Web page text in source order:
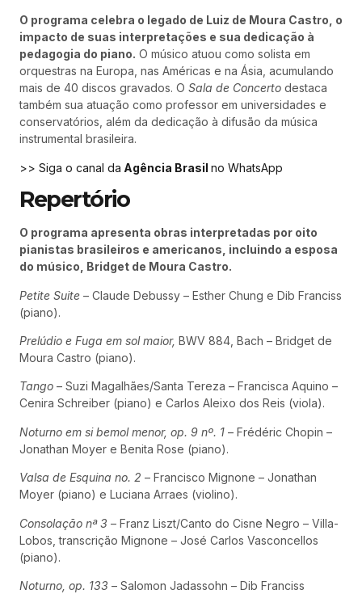
O programa celebra o legado de Luiz de Moura Castro, o
impacto de suas interpretações e sua dedicação à
pedagogia do piano. O músico atuou como solista em
orquestras na Europa, nas Américas e na Ásia, acumulando
mais de 40 discos gravados. O Sala de Concerto destaca
também sua atuação como professor em universidades e
conservatórios, além da dedicação à difusão da música
instrumental brasileira.
>> Siga o canal da Agência Brasil no WhatsApp
Repertório
O programa apresenta obras interpretadas por oito
pianistas brasileiros e americanos, incluindo a esposa
do músico, Bridget de Moura Castro.
Petite Suite – Claude Debussy – Esther Chung e Dib Franciss
(piano).
Prelúdio e Fuga em sol maior, BWV 884, Bach – Bridget de
Moura Castro (piano).
Tango – Suzi Magalhães/Santa Tereza – Francisca Aquino –
Cenira Schreiber (piano) e Carlos Aleixo dos Reis (viola).
Noturno em si bemol menor, op. 9 nº. 1 – Frédéric Chopin –
Jonathan Moyer e Benita Rose (piano).
Valsa de Esquina no. 2 – Francisco Mignone – Jonathan
Moyer (piano) e Luciana Arraes (violino).
Consolação nª 3 – Franz Liszt/Canto do Cisne Negro – Villa-
Lobos, transcrição Mignone – José Carlos Vasconcellos
(piano).
Noturno, op. 133 – Salomon Jadassohn – Dib Franciss